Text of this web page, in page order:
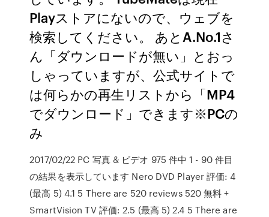
Playストアにないので、ウェブを
検索してください。 あとA.No.1さ
ん「ダウンロードが無い」とおっ
しゃっていますが、公式サイトで
は何らかの再生リストから「MP4
でダウンロード」できます※PCの
み
2017/02/22 PC 写真 & ビデオ 975 件中 1 - 90 件目
の結果を表示しています Nero DVD Player 評価: 4
(最高 5) 4.1 5 There are 520 reviews 520 無料 +
SmartVision TV 評価: 2.5 (最高 5) 2.4 5 There are